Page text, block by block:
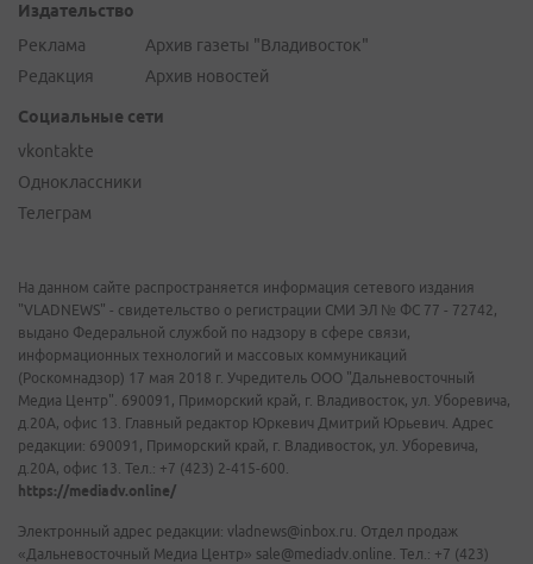
Издательство
Реклама
Редакция
Архив газеты "Владивосток"
Архив новостей
Социальные сети
vkontakte
Одноклассники
Телеграм
На данном сайте распространяется информация сетевого издания
"VLADNEWS" - свидетельство о регистрации СМИ ЭЛ № ФС 77 - 72742,
выдано Федеральной службой по надзору в сфере связи,
информационных технологий и массовых коммуникаций
(Роскомнадзор) 17 мая 2018 г. Учредитель ООО "Дальневосточный
Медиа Центр". 690091, Приморский край, г. Владивосток, ул. Уборевича,
д.20А, офис 13. Главный редактор Юркевич Дмитрий Юрьевич. Адрес
редакции: 690091, Приморский край, г. Владивосток, ул. Уборевича,
д.20А, офис 13. Тел.: +7 (423) 2-415-600.
https://mediadv.online/
Электронный адрес редакции: vladnews@inbox.ru. Отдел продаж
«Дальневосточный Медиа Центр» sale@mediadv.online. Тел.: +7 (423)